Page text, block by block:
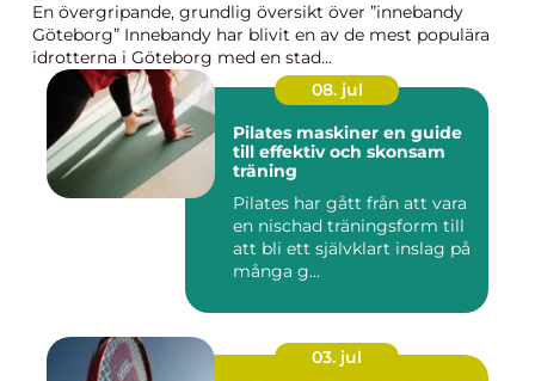
En övergripande, grundlig översikt över ”innebandy
Göteborg” Innebandy har blivit en av de mest populära
idrotterna i Göteborg med en stad...
08. jul
Pilates maskiner en guide
till effektiv och skonsam
träning
Pilates har gått från att vara
en nischad träningsform till
att bli ett självklart inslag på
många g...
03. jul